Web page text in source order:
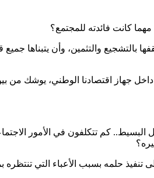
كانت فائدته للمجتمع؟
بالتشجيع والتثمين، وأن يتبناها
داخل جهاز اقتصادنا الوطني، يوشك من
كم تتكلفون في الأمور
حلمه بسبب الأعباء التي تنتظره